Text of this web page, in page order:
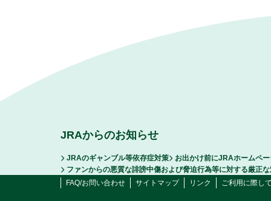
JRAからのお知らせ
JRAのギャンブル等依存症対策
お出かけ前にJRAホームペ
ファンからの悪質な誹謗中傷および脅迫行為等に対する厳正
FAQ/お問い合わせ
サイトマップ リンク ご利用に際し